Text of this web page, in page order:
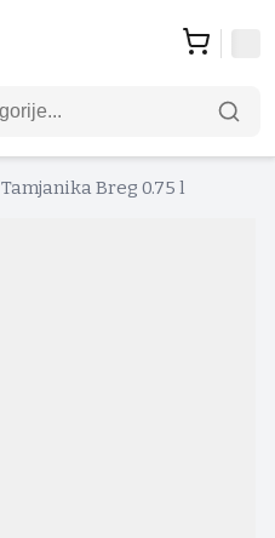
Tamjanika Breg 0.75 l